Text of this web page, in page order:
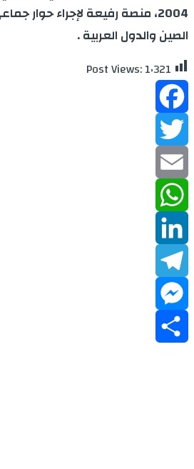
2004، منصة رفيعة لإجراء حوار
الصين والدول العربية .
Post Views:1٬321
Facebook
Twitter
Email
WhatsApp
LinkedIn
Telegram
Messenger